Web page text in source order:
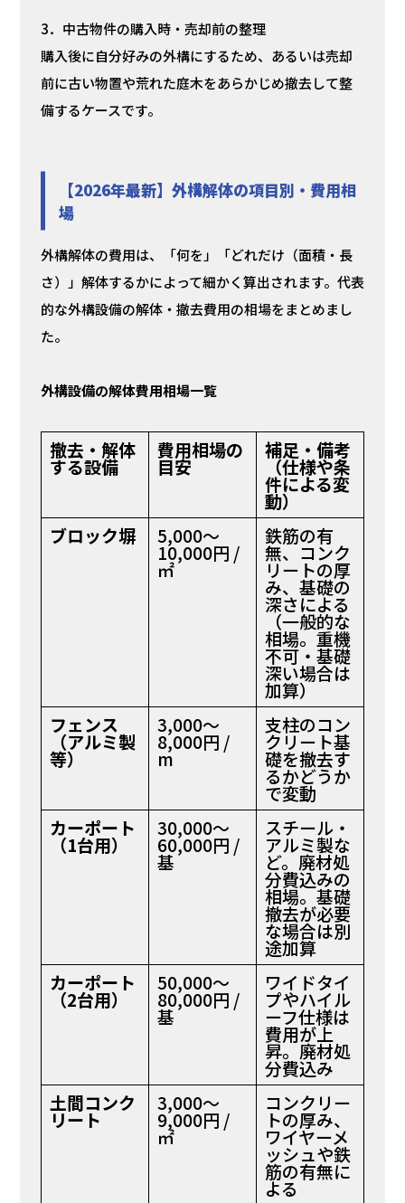
3．中古物件の購入時・売却前の整理
購入後に自分好みの外構にするため、あるいは売却
前に古い物置や荒れた庭木をあらかじめ撤去して整
備するケースです。
【2026年最新】外構解体の項目別・費用相
場
外構解体の費用は、「何を」「どれだけ（面積・長
さ）」解体するかによって細かく算出されます。代表
的な外構設備の解体・撤去費用の相場をまとめまし
た。
外構設備の解体費用相場一覧
撤去・解体
する設備
費用相場の
目安
補足・備考
（仕様や条
件による変
動）
ブロック塀
5,000〜
10,000円 /
㎡
鉄筋の有
無、コンク
リートの厚
み、基礎の
深さによる
（一般的な
相場。重機
不可・基礎
深い場合は
加算）
フェンス
（アルミ製
等）
3,000〜
8,000円 /
m
支柱のコン
クリート基
礎を撤去す
るかどうか
で変動
カーポート
（1台用）
30,000〜
60,000円 /
基
スチール・
アルミ製な
ど。廃材処
分費込みの
相場。基礎
撤去が必要
な場合は別
途加算
カーポート
（2台用）
50,000〜
80,000円 /
基
ワイドタイ
プやハイル
ーフ仕様は
費用が上
昇。廃材処
分費込み
土間コンク
リート
3,000〜
9,000円 /
㎡
コンクリー
トの厚み、
ワイヤーメ
ッシュや鉄
筋の有無に
よる